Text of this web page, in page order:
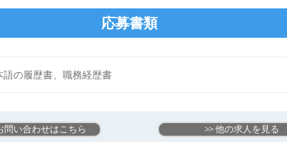
応募書類
語の履歴書、職務経歴書
問い合わせはこちら >> 他の求人を見る